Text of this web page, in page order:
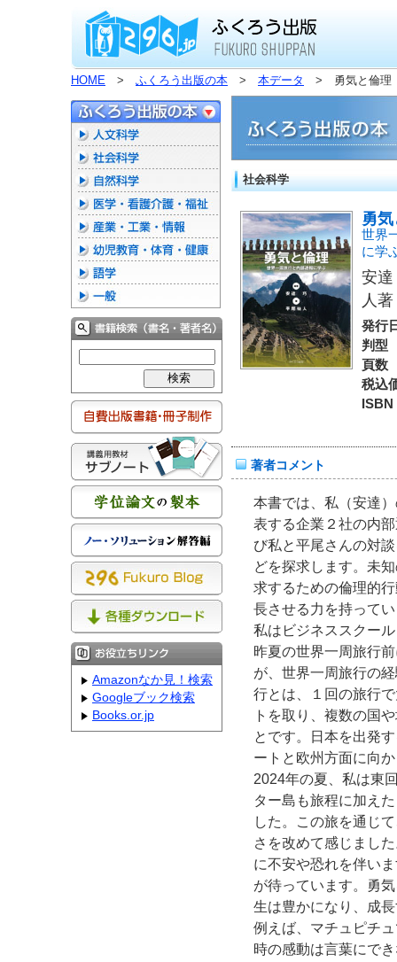
HOME > ふくろう出版の本 > 本データ > 勇気と倫理
社会科学
勇
世界
に学
安達
人著
発行
判型
頁数
税込
ISBN
著者コメント
本書では、私（安達
表する企業２社の内
び私と平尾さんの対
どを探求します。未
求するための倫理的
長させる力を持って
私はビジネススクー
昨夏の世界一周旅行
が、世界一周旅行の
行とは、１回の旅行
トを取り、複数の国
とです。日本を出発
ートと欧州方面に向
2024年の夏、私は東
ター島も旅程に加え
した。この旅を通じ
さを改めて感じまし
に不安や恐れを伴い
が待っています。勇
生は豊かになり、成
例えば、マチュピチ
時の感動は言葉にで
Amazonなか見！検索
Googleブック検索
Books.or.jp